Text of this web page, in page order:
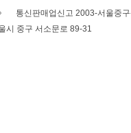
통신판매업신고 2003-서울중
시 중구 서소문로 89-31